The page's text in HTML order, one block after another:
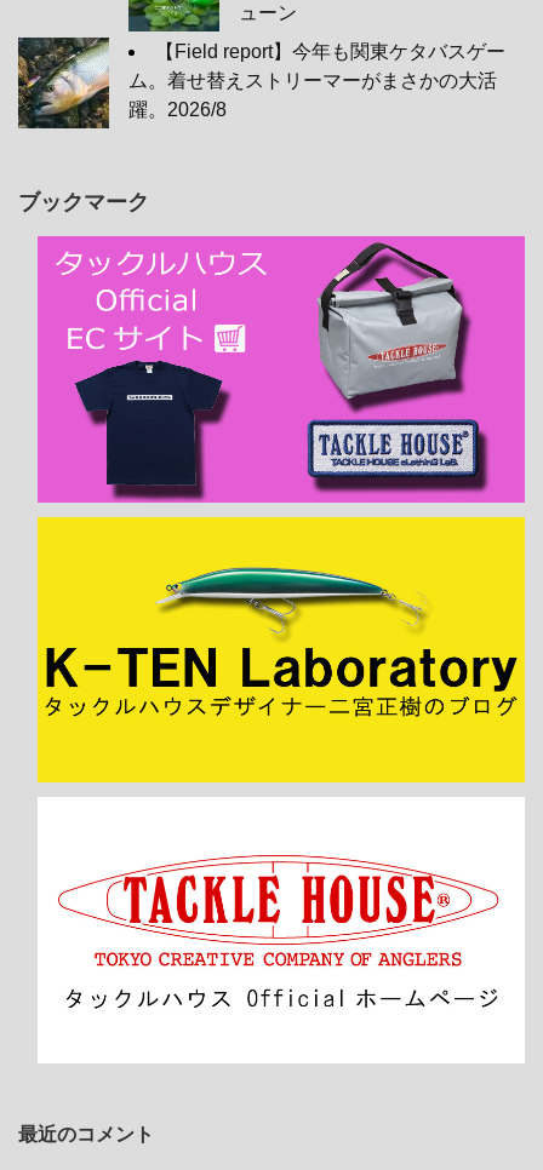
ューン
【Field report】今年も関東ケタバスゲー
ム。着せ替えストリーマーがまさかの大活
躍。2026/8
ブックマーク
最近のコメント